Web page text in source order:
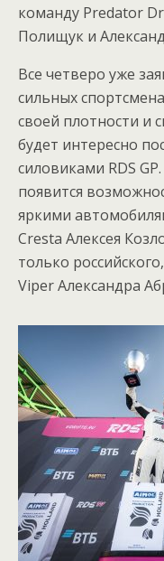
команду Predator
Полищук и
Все четверо уже
сильных
своей плотности и
будет интересно
силовиками RDS
появится
яркими
Cresta Алексея
только
Viper Александра